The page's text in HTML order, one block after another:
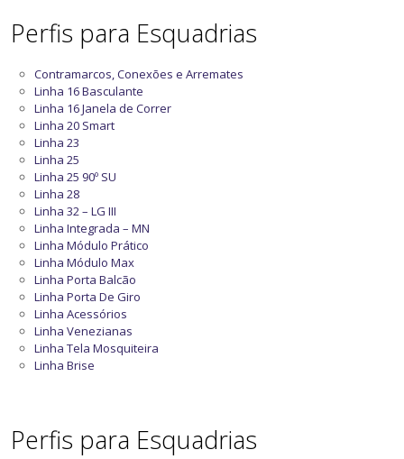
Perfis para Esquadrias
Contramarcos, Conexões e Arremates
Linha 16 Basculante
Linha 16 Janela de Correr
Linha 20 Smart
Linha 23
Linha 25
Linha 25 90º SU
Linha 28
Linha 32 – LG III
Linha Integrada – MN
Linha Módulo Prático
Linha Módulo Max
Linha Porta Balcão
Linha Porta De Giro
Linha Acessórios
Linha Venezianas
Linha Tela Mosquiteira
Linha Brise
Perfis para Esquadrias